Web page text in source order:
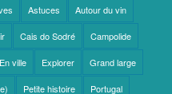
Astuces Autour du vin
Cais do Sodré Campolide
En ville Explorer Grand large
Petite histoire Portugal